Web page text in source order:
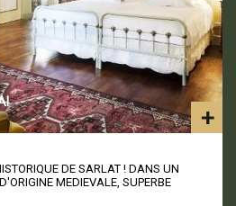
DE SARLAT ! DANS UN
MEDIEVALE, SUPERBE